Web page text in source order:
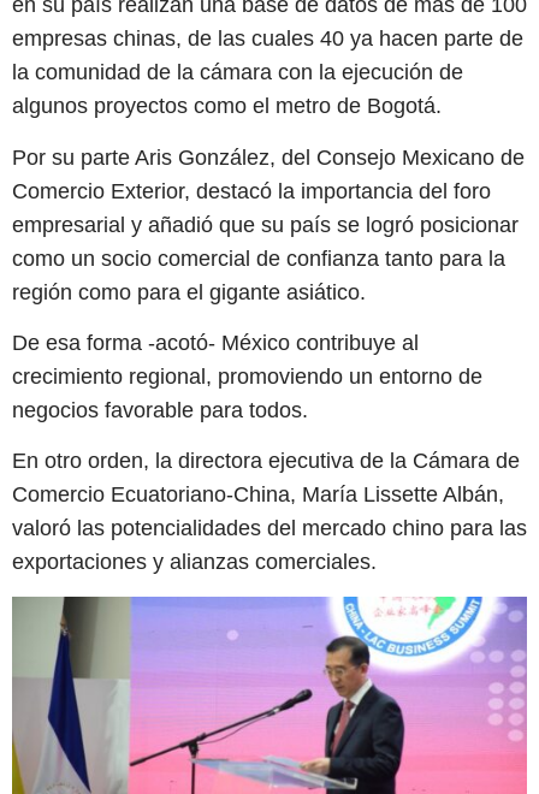
en su país realizan una base de datos de más de 100
empresas chinas, de las cuales 40 ya hacen parte de
la comunidad de la cámara con la ejecución de
algunos proyectos como el metro de Bogotá.
Por su parte Aris González, del Consejo Mexicano de
Comercio Exterior, destacó la importancia del foro
empresarial y añadió que su país se logró posicionar
como un socio comercial de confianza tanto para la
región como para el gigante asiático.
De esa forma -acotó- México contribuye al
crecimiento regional, promoviendo un entorno de
negocios favorable para todos.
En otro orden, la directora ejecutiva de la Cámara de
Comercio Ecuatoriano-China, María Lissette Albán,
valoró las potencialidades del mercado chino para las
exportaciones y alianzas comerciales.